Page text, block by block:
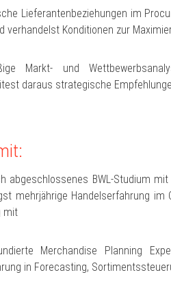
Lieferantenbeziehungen im
verhandelst Konditionen zur
Markt- und
daraus strategische
abgeschlossenes BWL-Studium
mehrjährige Handelserfahrung
mit
Merchandise Planning
in Forecasting,